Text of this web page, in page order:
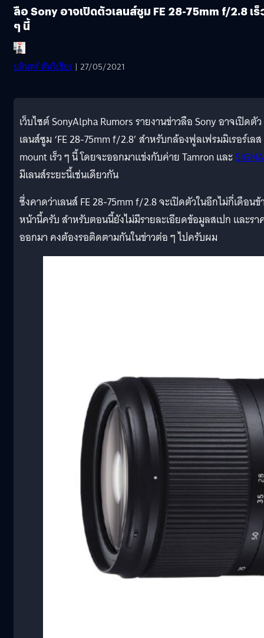
ลือ Sony อาจเปิดตัวเลนส์ซูม FE 28-75mm f/2.8 เร็
ๆ นี้
บดินทร์ ตันวิเชียร | 27/05/2021
เว็บไซต์ SonyAlpha Rumors รายงานข่าวลือ Sony อาจเปิดตัว
เลนส์ซูม ‘FE 28-75mm f/2.8’ สำหรับกล้องฟูลเฟรมมิเรอร์เล
mount เร็ว ๆ นี้ โดยจะออกมาแข่งกับค่าย Tamron และSIGMA
มีเลนส์ระยะนี้เช่นเดียวกัน
ซึ่งคาดว่าเลนส์ FE 28-75mm f/2.8 จะเปิดตัวในอีกไม่กี่เดือนข้
หน้านี้ครับ สำหรับตอนนี้ยังไม่มีรายละเอียดข้อมูลสเปก และรา
ออกมา คงต้องรอติดตามกันในข่าวต่อ ๆ ไปครับผม